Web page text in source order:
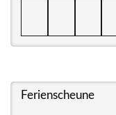
Ferienscheune